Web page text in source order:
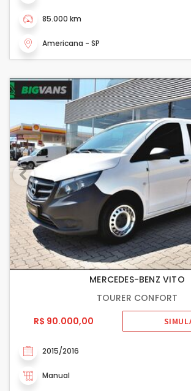
85.000 km
Americana - SP
MERCEDES-BENZ VITO
TOURER CONFORT
R$ 90.000,00
2015/2016
Manual